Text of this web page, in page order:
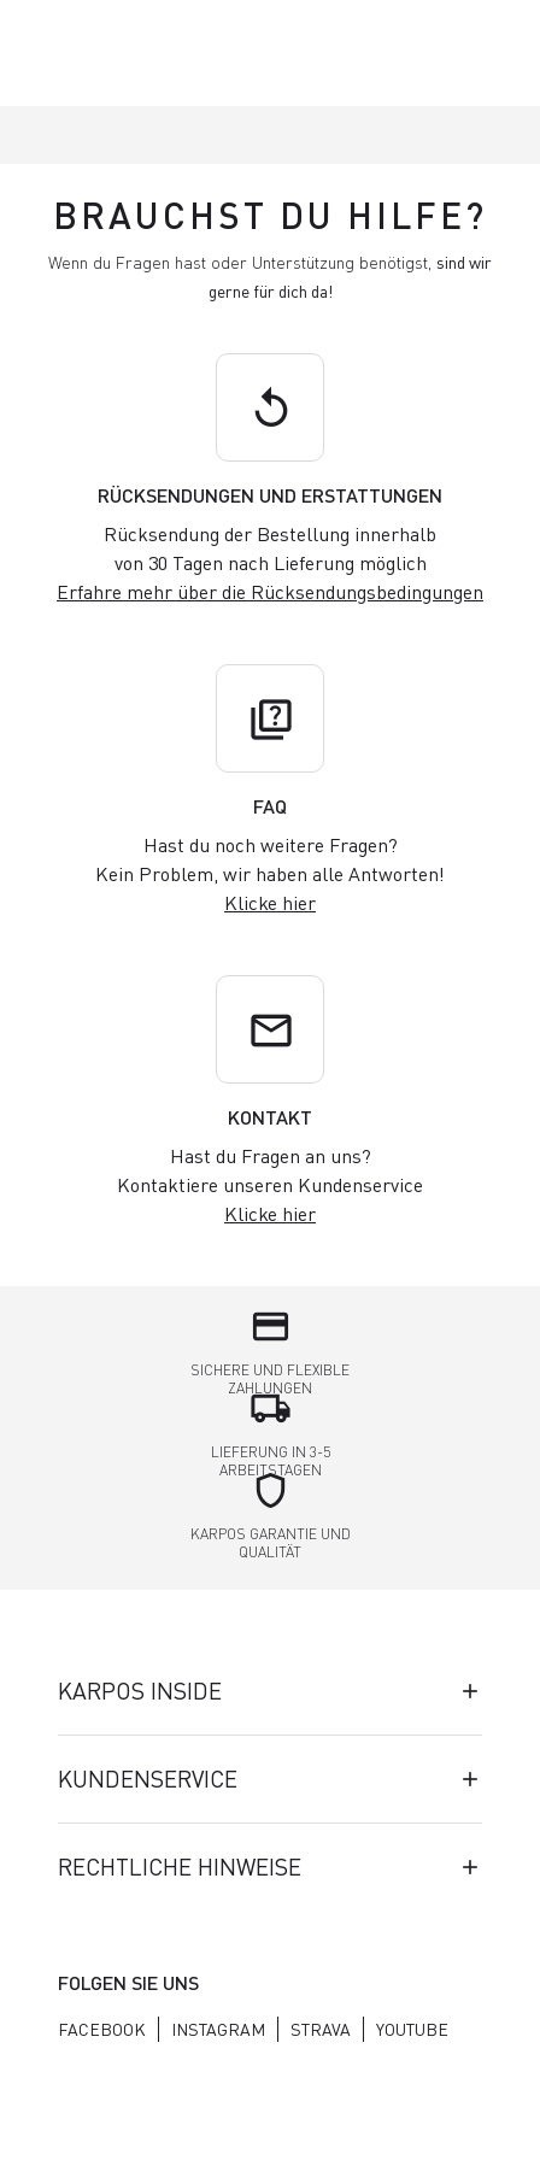
BRAUCHST DU HILFE?
Wenn du Fragen hast oder Unterstützung benötigst, sind wir
gerne für dich da!
replay
RÜCKSENDUNGEN UND ERSTATTUNGEN
Rücksendung der Bestellung innerhalb
von 30 Tagen nach Lieferung möglich
Erfahre mehr über die Rücksendungsbedingungen
quiz
FAQ
Hast du noch weitere Fragen?
Kein Problem, wir haben alle Antworten!
Klicke hier
email
KONTAKT
Hast du Fragen an uns?
Kontaktiere unseren Kundenservice
Klicke hier
credit_card
SICHERE UND FLEXIBLE
ZAHLUNGEN
local_shipping
LIEFERUNG IN 3-5
ARBEITSTAGEN
shield
KARPOS GARANTIE UND
QUALITÄT
KARPOS INSIDE
KUNDENSERVICE
RECHTLICHE HINWEISE
FOLGEN SIE UNS
FACEBOOK INSTAGRAM STRAVA YOUTUBE